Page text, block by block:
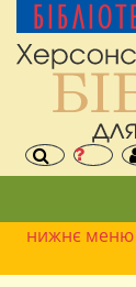
нижнє меню